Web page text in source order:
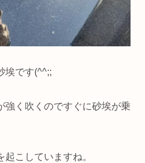
埃です(^^;;
強く吹くのですぐに砂埃が乗
こしていますね。